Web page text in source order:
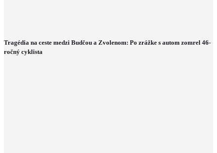
Tragédia na ceste medzi Budčou a Zvolenom: Po zrážke s autom zomrel 46-
ročný cyklista